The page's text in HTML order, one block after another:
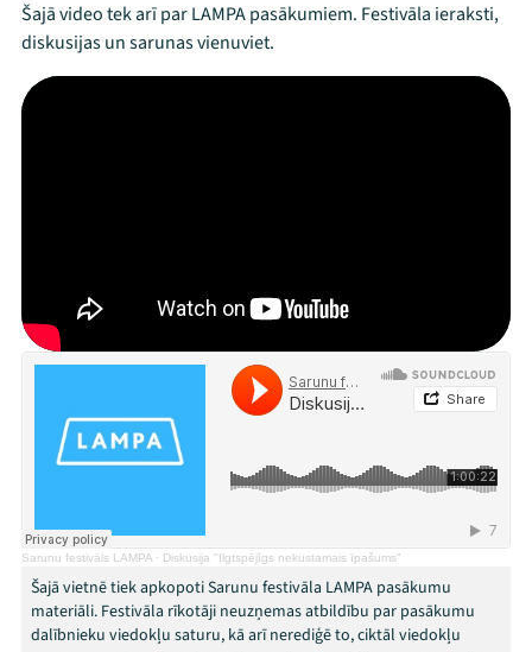
Festivāls
Programma
Arhīvs
Viņi bija LAMPĀ 2026
Ziedo
Veikals
Šajā video tek arī par LAMPA pasākumiem. Festivāla ieraksti,
diskusijas un sarunas vienuviet.
Sarunu festivāls LAMPA · Diskusija "Ilgtspējīgs nekustamais īpašums"
Šajā vietnē tiek apkopoti Sarunu festivāla LAMPA pasākumu
materiāli. Festivāla rīkotāji neuzņemas atbildību par pasākumu
dalībnieku viedokļu saturu, kā arī nerediģē to, ciktāl viedokļu